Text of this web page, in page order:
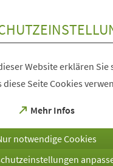
Website erklären Sie
Seite Cookies
Mehr Infos
(Öffnet
einem
Tab)
notwendige Cookies